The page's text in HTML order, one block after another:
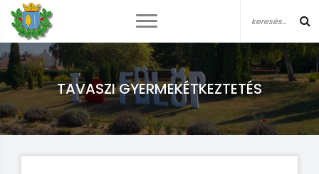
TAVASZI GYERMEKÉTKEZTETÉS